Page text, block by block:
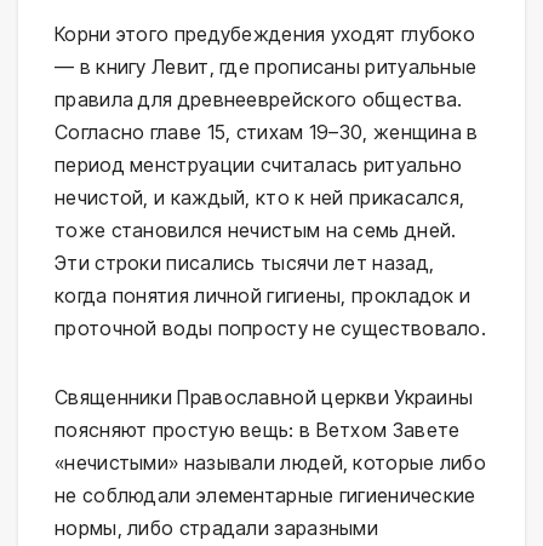
Корни этого предубеждения уходят глубоко
— в книгу Левит, где прописаны ритуальные
правила для древнееврейского общества.
Согласно главе 15, стихам 19–30, женщина в
период менструации считалась ритуально
нечистой, и каждый, кто к ней прикасался,
тоже становился нечистым на семь дней.
Эти строки писались тысячи лет назад,
когда понятия личной гигиены, прокладок и
проточной воды попросту не существовало.
Священники Православной церкви Украины
поясняют простую вещь: в Ветхом Завете
«нечистыми» называли людей, которые либо
не соблюдали элементарные гигиенические
нормы, либо страдали заразными